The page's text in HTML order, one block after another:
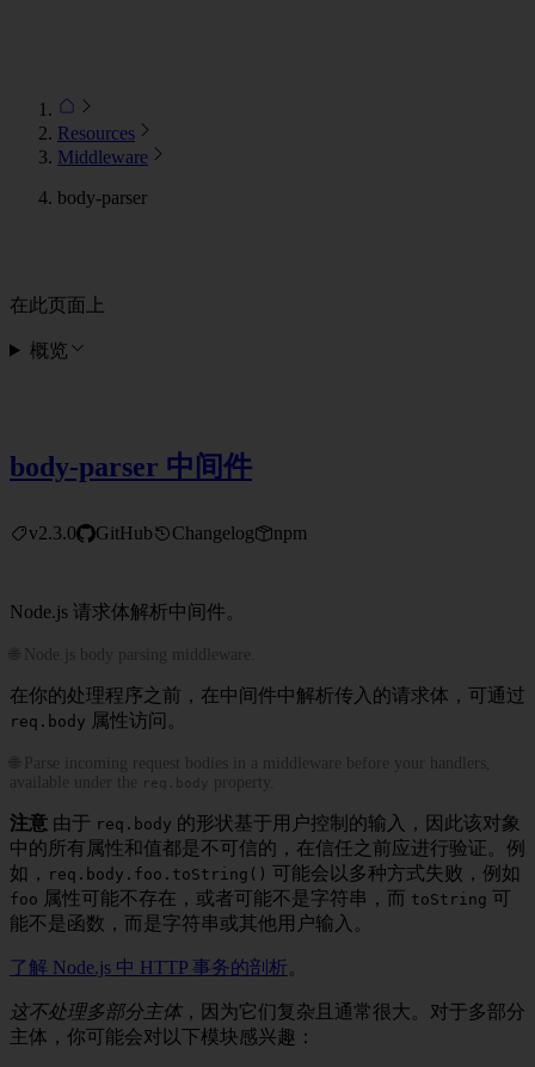
Resources
Middleware
body-parser
body-parser 中间件
v2.3.0 GitHub Changelog npm
Node.js 请求体解析中间件。
🌐 Node.js body parsing middleware.
在你的处理程序之前，在中间件中解析传入的请求体，可通过
req.body 属性访问。
🌐 Parse incoming request bodies in a middleware before your handlers,
available under the
req.body property.
注意 由于 req.body 的形状基于用户控制的输入，因此该对象
中的所有属性和值都是不可信的，在信任之前应进行验证。例
如， req.body.foo.toString() 可能会以多种方式失败，例如
foo 属性可能不存在，或者可能不是字符串，而 toString 可
能不是函数，而是字符串或其他用户输入。
了解 Node.js 中 HTTP 事务的剖析。
这不处理多部分主体，因为它们复杂且通常很大。对于多部分
主体，你可能会对以下模块感兴趣：
在此页面上
概览